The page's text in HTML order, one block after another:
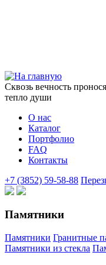
Сквозь вечность пронося
тепло души
О нас
Каталог
Портфолио
FAQ
Контакты
+7 (3852) 59-58-88
Памятники
Памятники Гранитные
Памятники из стекла